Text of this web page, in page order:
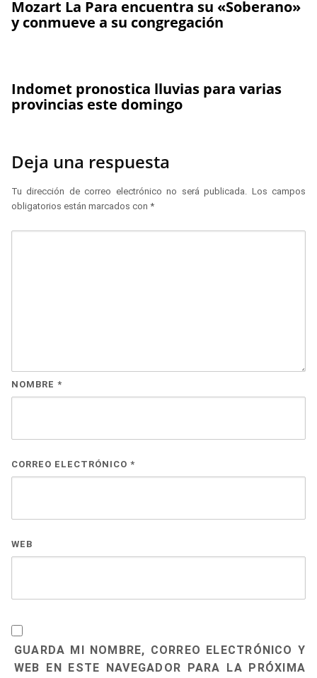
Mozart La Para encuentra su «Soberano»
y conmueve a su congregación
Indomet pronostica lluvias para varias
provincias este domingo
Deja una respuesta
Tu dirección de correo electrónico no será publicada. Los campos
obligatorios están marcados con *
NOMBRE *
CORREO ELECTRÓNICO *
WEB
GUARDA MI NOMBRE, CORREO ELECTRÓNICO Y
WEB EN ESTE NAVEGADOR PARA LA PRÓXIMA